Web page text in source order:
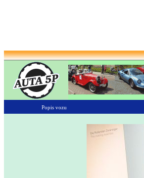
Popis vozu